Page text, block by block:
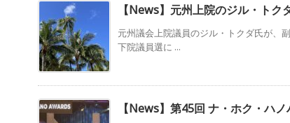
【News】元州上院のジル・ト
元州議会上院議員のジル・トクダ氏が、
下院議員選に ...
【News】第45回 ナ・ホク・ハ